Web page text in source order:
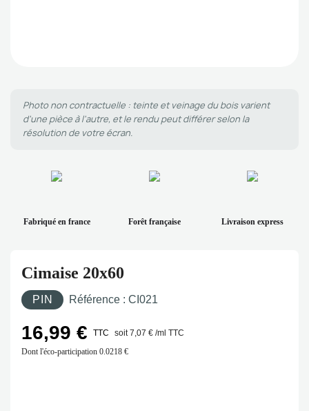
Photo non contractuelle : teinte et veinage du bois varient
d'une pièce à l'autre, et le rendu peut différer selon la
résolution de votre écran.
Fabriqué en france Forêt française Livraison express
Cimaise 20x60
PIN Référence :CI021
16,99 € TTC
soit 7,07 € /ml TTC
Dont l'éco-participation 0.0218 €